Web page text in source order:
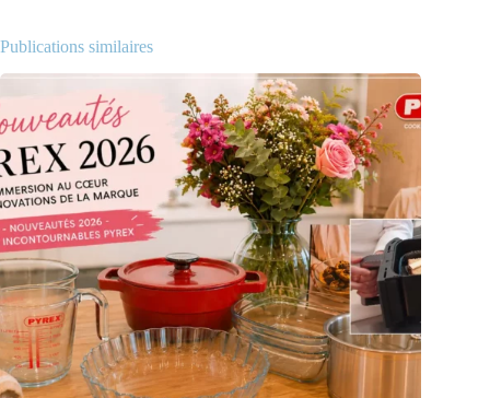
Publications similaires